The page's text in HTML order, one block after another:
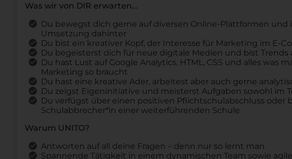
Was wir von DIR erwarten...
Du bewegst dich gerne auf diversen Online-Plattformen
Umsetzung dahinter
Du bist ein kreativer Kopf, der Interesse für Marketing im E-
Du begeisterst dich für neue digitale Medien und bist Trends
Du hast Lust auf Google Analytics, HTML, CSS und alles was
Marketing so braucht
Du hast eine kreative Ader, arbeitest aber auch gerne
Du zeigst Eigeninitiative und meisterst Aufgaben sowohl im
Du verfügst über einen positiven Pflichtschulabschluss oder
Schulabbrecher*in einer weiterführenden Schule
Warum UNITO?
Antworten auf all deine Fragen – denn nur so lernt man
Spannende Tätigkeit in einem dynamischen Team sowie